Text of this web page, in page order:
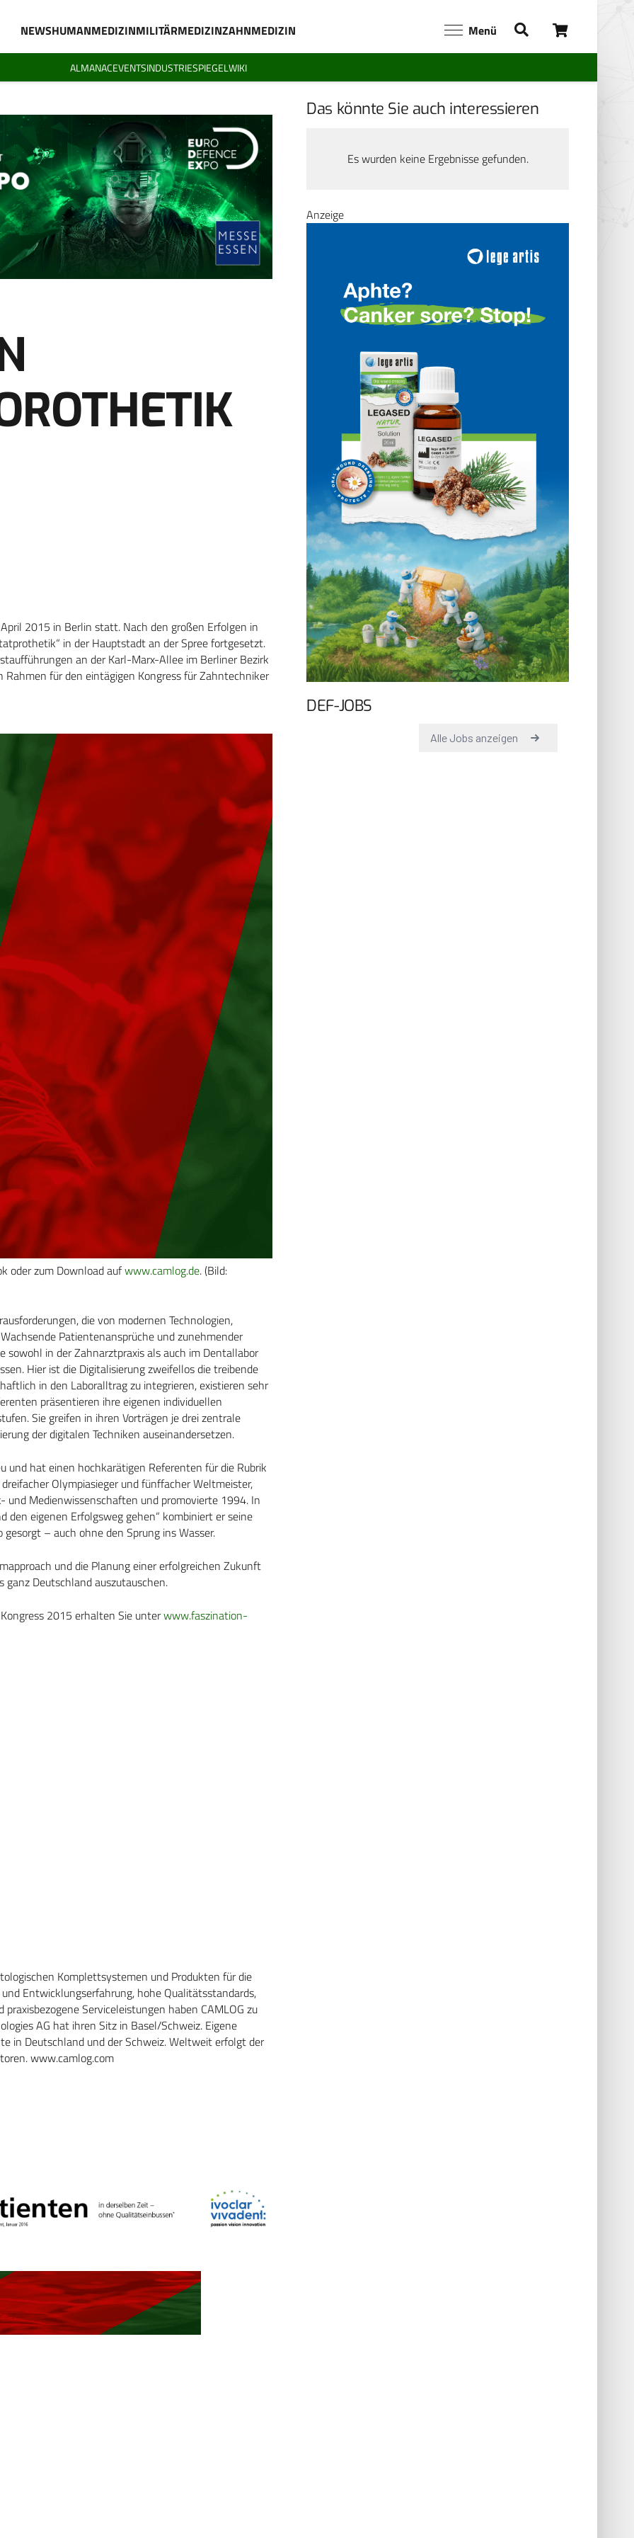
NEWSHUMANMEDIZINMILITÄRMEDIZINZAHNMEDIZIN Menü
ALMANACEVENTSINDUSTRIESPIEGELWIKI
2015 in Berlin statt. Nach den großen Erfolgen in
in der Hauptstadt an der Spree fortgesetzt.
an der Karl-Marx-Allee im Berliner Bezirk
für den eintägigen Kongress für Zahntechniker
oder zum Download aufwww.camlog.de. (Bild:
die von modernen Technologien,
Patientenansprüche und zunehmender
sowohl in der Zahnarztpraxis als auch im Dentallabor
Hier ist die Digitalisierung zweifellos die treibende
in den Laboralltrag zu integrieren, existieren sehr
präsentieren ihre eigenen individuellen
Sie greifen in ihren Vorträgen je drei zentrale
der digitalen Techniken auseinandersetzen.
und hat einen hochkarätigen Referenten für die Rubrik
Olympiasieger und fünffacher Weltmeister,
und Medienwissenschaften und promovierte 1994. In
den eigenen Erfolgsweg gehen“ kombiniert er seine
– auch ohne den Sprung ins Wasser.
und die Planung einer erfolgreichen Zukunft
Deutschland auszutauschen.
2015 erhalten Sie unterwww.faszination-
Komplettsystemen und Produkten für die
Entwicklungserfahrung, hohe Qualitätsstandards,
Serviceleistungen haben CAMLOG zu
AG hat ihren Sitz in Basel/Schweiz. Eigene
in Deutschland und der Schweiz. Weltweit erfolgt der
www.camlog.com
Das könnte Sie auch interessieren
Es wurden keine Ergebnisse gefunden.
Anzeige
DEF-JOBS